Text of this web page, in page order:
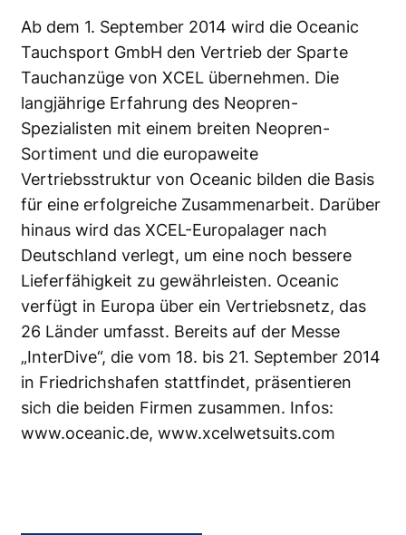
Ab dem 1. September 2014 wird die Oceanic
Tauchsport GmbH den Vertrieb der Sparte
Tauchanzüge von XCEL übernehmen. Die
langjährige Erfahrung des Neopren-
Spezialisten mit einem breiten Neopren-
Sortiment und die europaweite
Vertriebsstruktur von Oceanic bilden die Basis
für eine erfolgreiche Zusammenarbeit. Darüber
hinaus wird das XCEL-Europalager nach
Deutschland verlegt, um eine noch bessere
Lieferfähigkeit zu gewährleisten. Oceanic
verfügt in Europa über ein Vertriebsnetz, das
26 Länder umfasst. Bereits auf der Messe
„InterDive“, die vom 18. bis 21. September 2014
in Friedrichshafen stattfindet, präsentieren
sich die beiden Firmen zusammen. Infos:
www.oceanic.de, www.xcelwetsuits.com